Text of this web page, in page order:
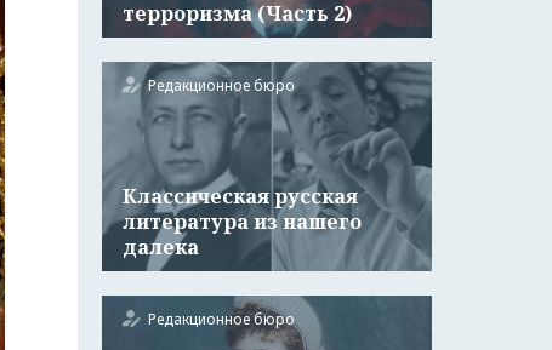
терроризма (Часть 2)
Редакционное бюро
Классическая русская
литература из нашего
далека
Редакционное бюро